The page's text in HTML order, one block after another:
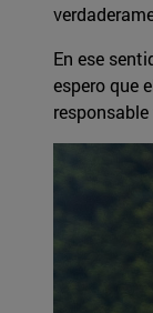
En ese
espero que